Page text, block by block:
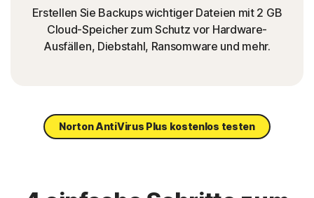
Erstellen Sie Backups wichtiger Dateien mit 2 GB
Cloud-Speicher zum Schutz vor Hardware-
Ausfällen, Diebstahl, Ransomware und mehr.
Norton AntiVirus Plus kostenlos testen